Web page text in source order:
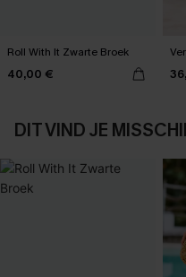
Roll With It Zwarte Broek
40,00 €
DIT VIND JE